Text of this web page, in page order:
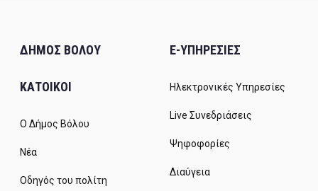
ΔΗΜΟΣ ΒΟΛΟΥ
ΚΑΤΟΙΚΟΙ
Ο Δήμος Βόλου
Νέα
Οδηγός του πολίτη
E-ΥΠΗΡΕΣΙΕΣ
Ηλεκτρονικές Υπηρεσίες
Live Συνεδριάσεις
Ψηφοφορίες
Διαύγεια